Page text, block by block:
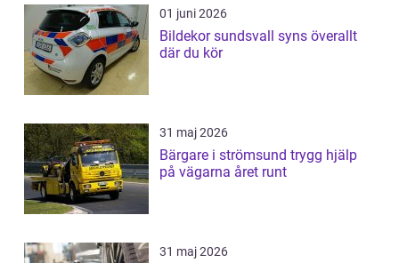
01 juni 2026
Bildekor sundsvall syns överallt
där du kör
31 maj 2026
Bärgare i strömsund trygg hjälp
på vägarna året runt
31 maj 2026